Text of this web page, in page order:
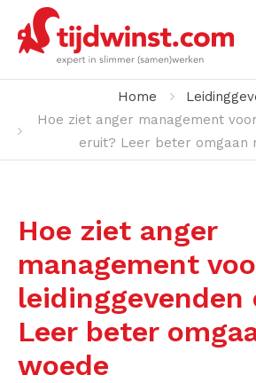
Home
Hoe ziet anger management
eruit? Leer beter omgaan
Hoe ziet anger
management
leidinggevenden
Leer beter
woede